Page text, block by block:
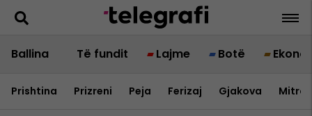
Ballina Të fundit Lajme Botë
Prishtina Prizreni Peja Ferizaj Gjakova